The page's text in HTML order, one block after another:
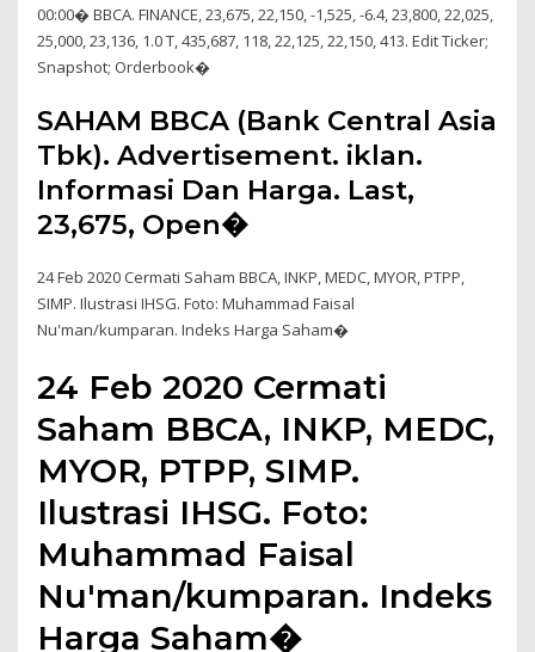
00:00� BBCA. FINANCE, 23,675, 22,150, -1,525, -6.4, 23,800, 22,025,
25,000, 23,136, 1.0 T, 435,687, 118, 22,125, 22,150, 413. Edit Ticker;
Snapshot; Orderbook�
SAHAM BBCA (Bank Central Asia
Tbk). Advertisement. iklan.
Informasi Dan Harga. Last,
23,675, Open�
24 Feb 2020 Cermati Saham BBCA, INKP, MEDC, MYOR, PTPP,
SIMP. Ilustrasi IHSG. Foto: Muhammad Faisal
Nu'man/kumparan. Indeks Harga Saham�
24 Feb 2020 Cermati
Saham BBCA, INKP, MEDC,
MYOR, PTPP, SIMP.
Ilustrasi IHSG. Foto:
Muhammad Faisal
Nu'man/kumparan. Indeks
Harga Saham�